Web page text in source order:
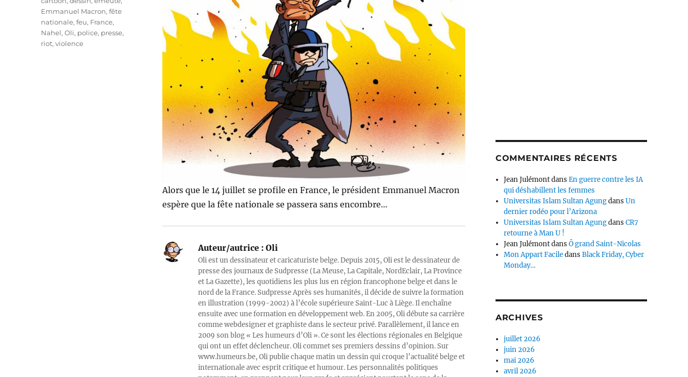
Alors que le 14 juillet se profile en France, le président Emmanuel Macron
espère que la fête nationale se passera sans encombre…
Auteur/autrice :Oli
Oli est un dessinateur et caricaturiste belge. Depuis 2015, Oli est le dessinateur de
presse des journaux de Sudpresse (La Meuse, La Capitale, NordEclair, La Province
et La Gazette), les quotidiens les plus lus en région francophone belge et dans le
nord de la France. Sudpresse Après ses humanités, il décide de suivre la formation
en illustration (1999-2002) à l’école supérieure Saint-Luc à Liège. Il enchaîne
ensuite avec une formation en développement web. En 2005, Oli débute sa carrière
comme webdesigner et graphiste dans le secteur privé. Parallèlement, il lance en
2009 son blog « Les humeurs d’Oli ». Ce sont les élections régionales en Belgique
qui ont un effet déclencheur. Oli commet ses premiers dessins d’opinion. Sur
www.humeurs.be, Oli publie chaque matin un dessin qui croque l’actualité belge et
internationale avec esprit critique et humour. Les personnalités politiques
Emmanuel Macron,fête
nationale,feu, France,
Nahel,Oli, police, presse,
riot,violence
COMMENTAIRES RÉCENTS
Jean JulémontdansEn guerre contre les IA
qui déshabillent les femmes
Universitas Islam Sultan AgungdansUn
dernier rodéo pour l’Arizona
Universitas Islam Sultan AgungdansCR7
retourne à Man U !
Jean JulémontdansÔ grand Saint-Nicolas
Mon Appart FaciledansBlack Friday, Cyber
Monday…
ARCHIVES
juillet 2026
juin 2026
mai 2026
avril 2026